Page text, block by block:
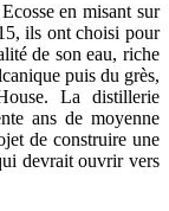
en misant sur
ils ont choisi pour
de son eau, riche
puis du grès,
La distillerie
ans de moyenne
de construire une
devrait ouvrir vers